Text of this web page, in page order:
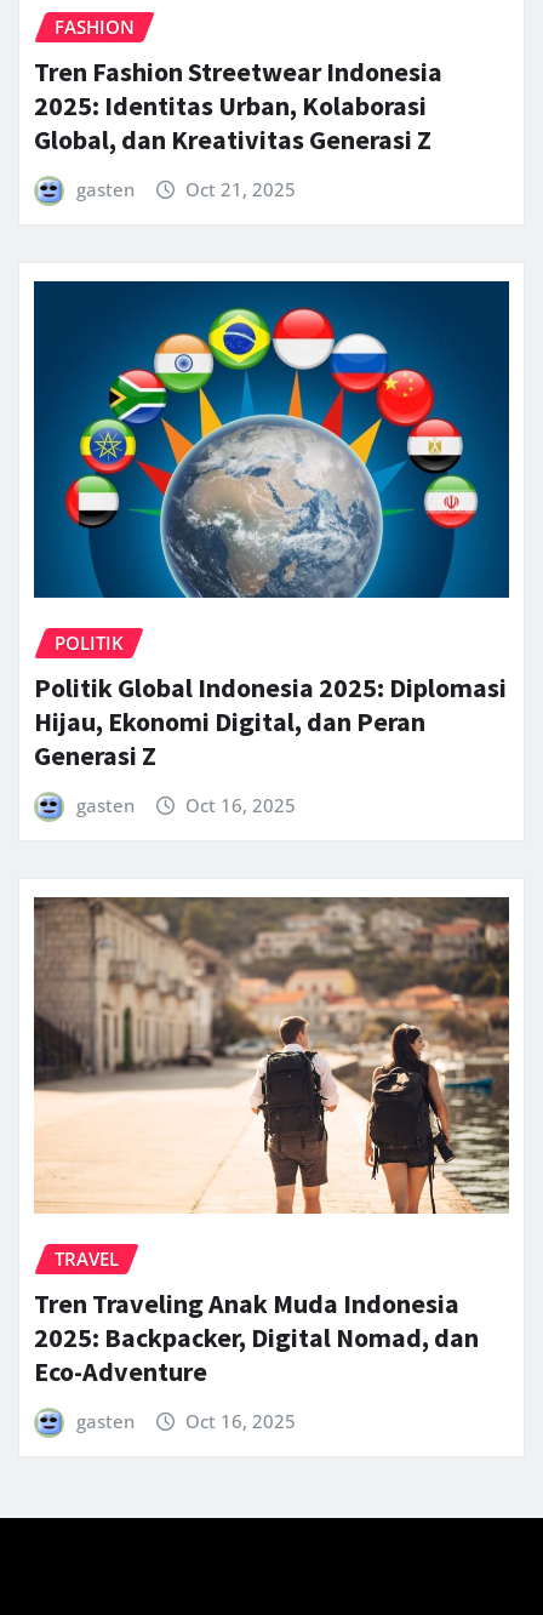
FASHION
Tren Fashion Streetwear Indonesia
2025: Identitas Urban, Kolaborasi
Global, dan Kreativitas Generasi Z
gasten Oct 21, 2025
POLITIK
Politik Global Indonesia 2025: Diplomasi
Hijau, Ekonomi Digital, dan Peran
Generasi Z
gasten Oct 16, 2025
TRAVEL
Tren Traveling Anak Muda Indonesia
2025: Backpacker, Digital Nomad, dan
Eco-Adventure
gasten Oct 16, 2025